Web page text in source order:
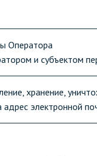
Оператора
и субъектом
хранение,
электронной